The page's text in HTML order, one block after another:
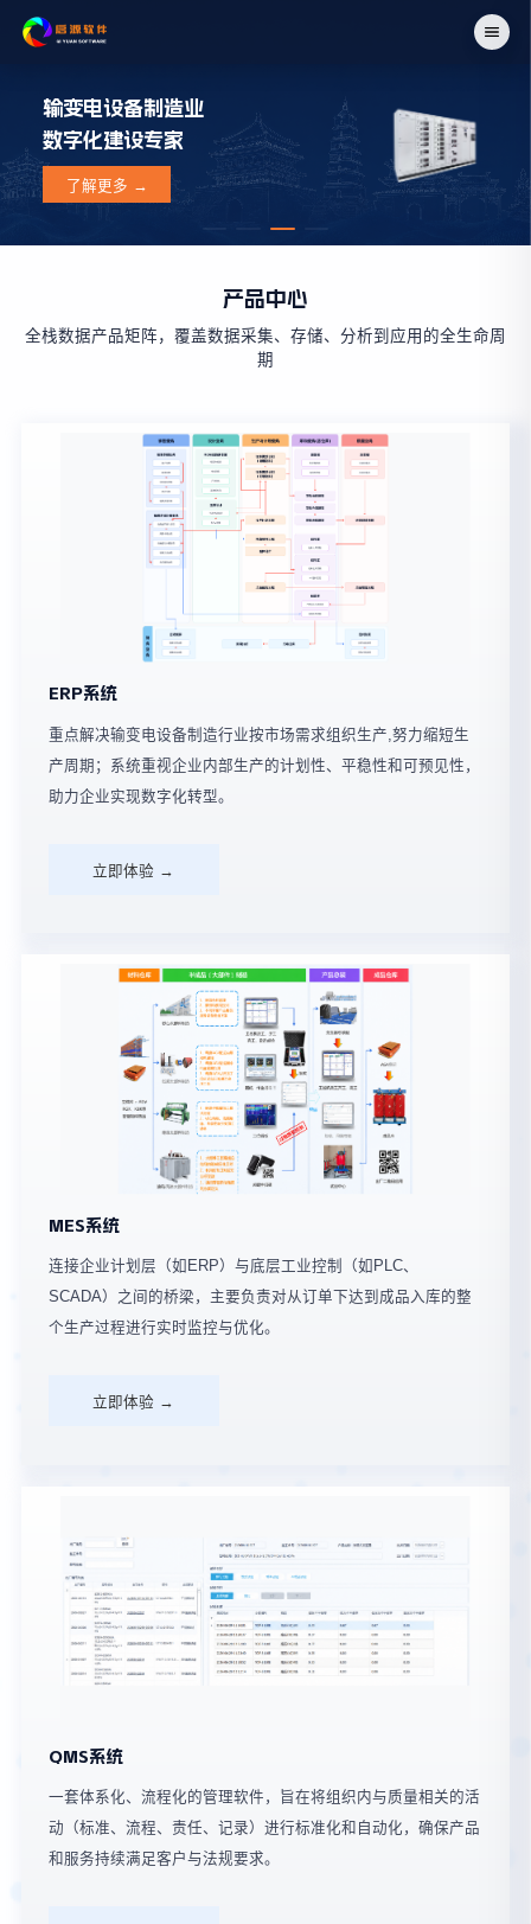
输变电设备制造业
数字化建设专家
了解更多 →
产品中心
全栈数据产品矩阵，覆盖数据采集、存储、分析到应用的全生命周
期
ERP系统
重点解决输变电设备制造行业按市场需求组织生产,努力缩短生
产周期；系统重视企业内部生产的计划性、平稳性和可预见性，
助力企业实现数字化转型。
立即体验 →
MES系统
连接企业计划层（如ERP）与底层工业控制（如PLC、
SCADA）之间的桥梁，主要负责对从订单下达到成品入库的整
个生产过程进行实时监控与优化。
立即体验 →
QMS系统
一套体系化、流程化的管理软件，旨在将组织内与质量相关的活
动（标准、流程、责任、记录）进行标准化和自动化，确保产品
和服务持续满足客户与法规要求。